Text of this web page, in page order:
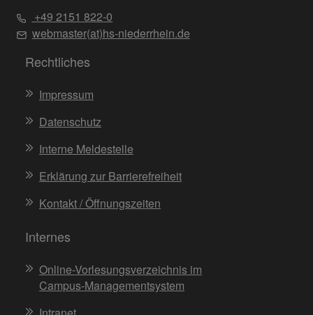
+49 2151 822-0
webmaster(at)hs-niederrhein.de
Rechtliches
Impressum
Datenschutz
Interne Meldestelle
Erklärung zur Barrierefreiheit
Kontakt / Öffnungszeiten
Internes
Online-Vorlesungsverzeichnis im
Campus-Managementsystem